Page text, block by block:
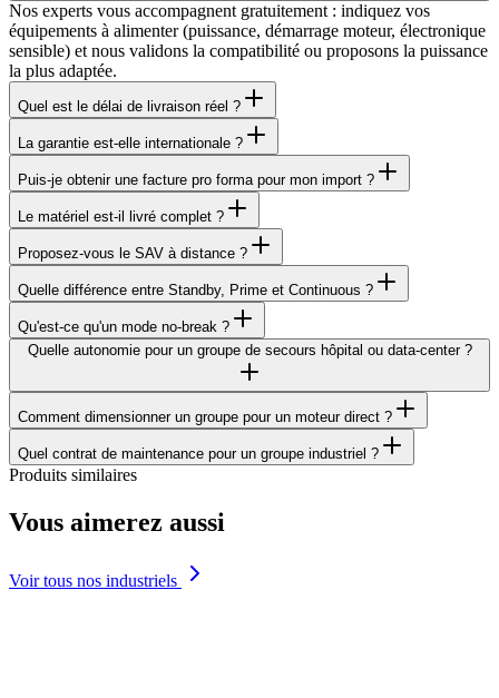
Nos experts vous accompagnent gratuitement : indiquez vos
équipements à alimenter (puissance, démarrage moteur, électronique
sensible) et nous validons la compatibilité ou proposons la puissance
la plus adaptée.
Quel est le délai de livraison réel ?
La garantie est-elle internationale ?
Puis-je obtenir une facture pro forma pour mon import ?
Le matériel est-il livré complet ?
Proposez-vous le SAV à distance ?
Quelle différence entre Standby, Prime et Continuous ?
Qu'est-ce qu'un mode no-break ?
Quelle autonomie pour un groupe de secours hôpital ou data-center ?
Comment dimensionner un groupe pour un moteur direct ?
Quel contrat de maintenance pour un groupe industriel ?
Produits similaires
Vous aimerez aussi
Voir tous nos industriels